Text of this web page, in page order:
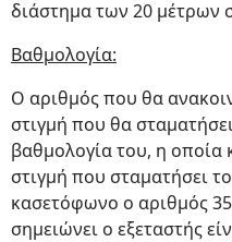
διάστημα των 20 μέτρων
Βαθμολογία:
Ο αριθμός που θα
στιγμή που θα
βαθμολογία του, η οποία
στιγμή που σταματήσει
κασετόφωνο ο αριθμός
σημειώνει ο εξεταστής